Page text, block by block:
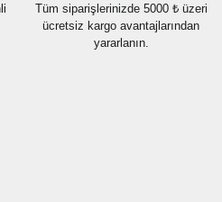
Tüm siparişlerinizde 5000 ₺ üzeri
ücretsiz kargo avantajlarından
yararlanın.